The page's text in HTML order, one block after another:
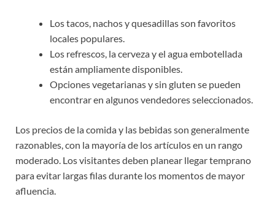
Los tacos, nachos y quesadillas son favoritos
locales populares.
Los refrescos, la cerveza y el agua embotellada
están ampliamente disponibles.
Opciones vegetarianas y sin gluten se pueden
encontrar en algunos vendedores seleccionados.
Los precios de la comida y las bebidas son generalmente
razonables, con la mayoría de los artículos en un rango
moderado. Los visitantes deben planear llegar temprano
para evitar largas filas durante los momentos de mayor
afluencia.